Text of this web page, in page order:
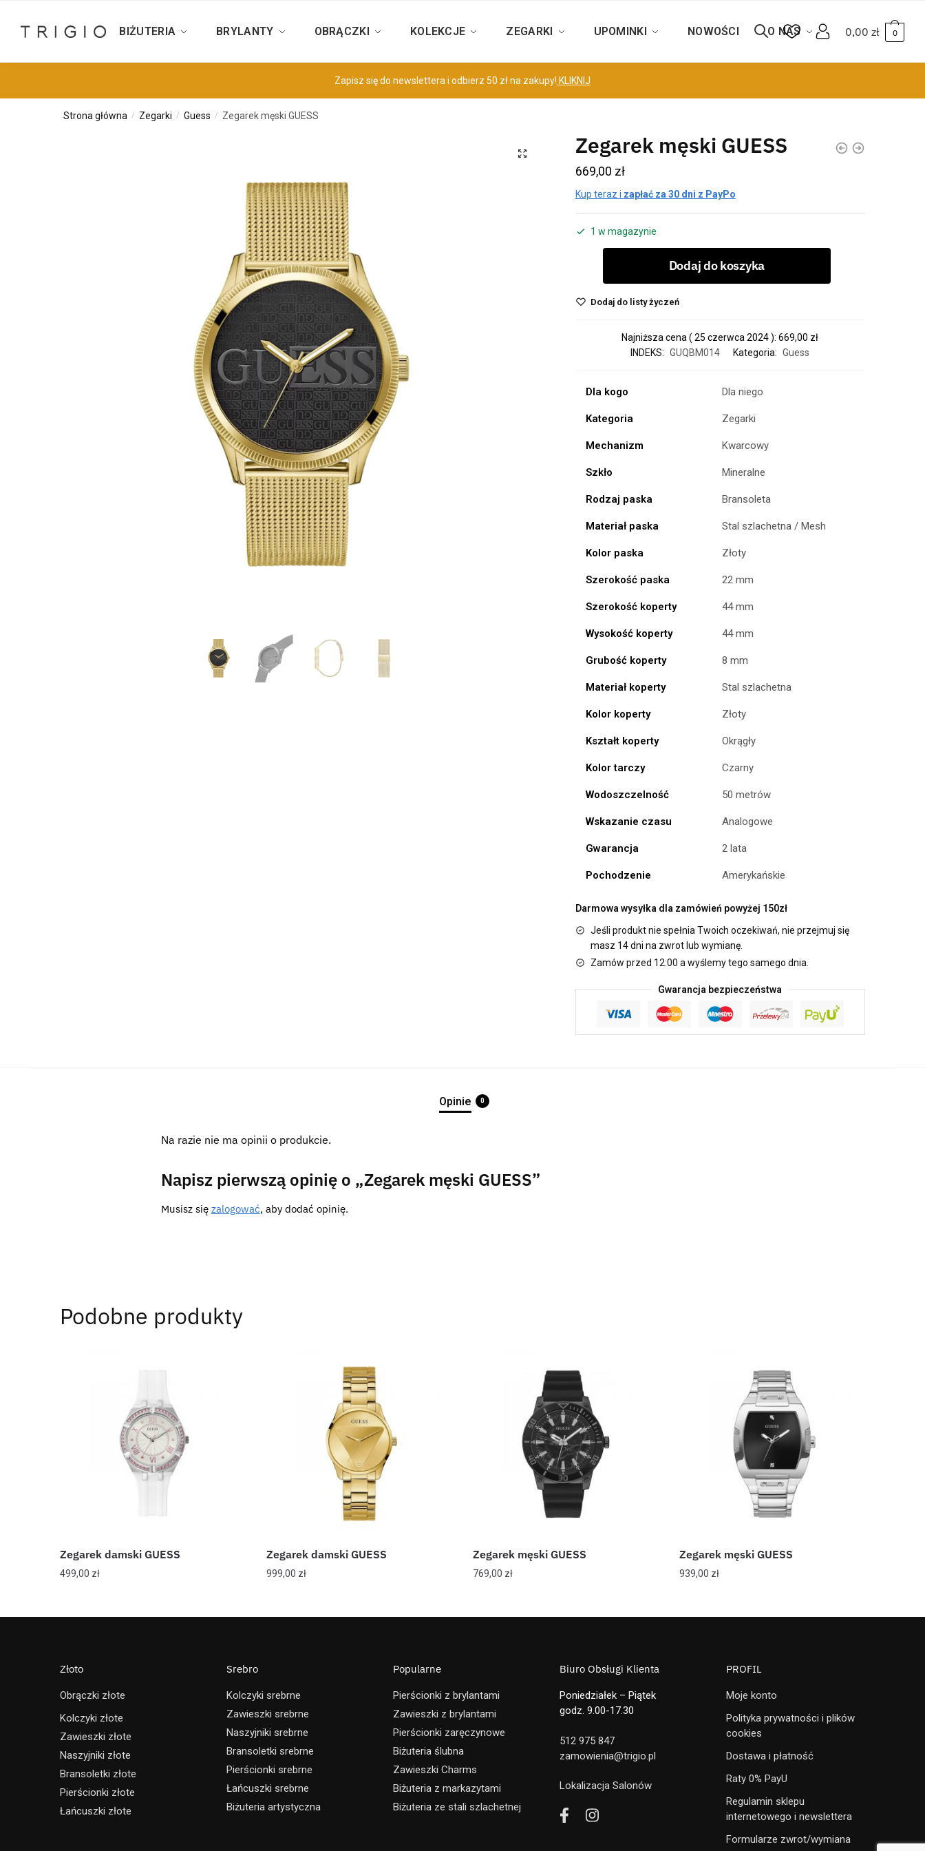
BIŻUTERIA BRYLANTY OBRĄCZKI KOLEKCJE ZEGARKI UPOMINKI NOWOŚCI O NAS 0,00 zł 0
Zapisz się do newslettera i odbierz 50 zł na zakupy! KLIKNIJ
Strona główna / Zegarki / Guess / Zegarek męski GUESS
Zegarek męski GUESS
669,00 zł
Kup teraz i zapłać za 30 dni z PayPo
1 w magazynie
Dodaj do koszyka
Dodaj do listy życzeń
Najniższa cena ( 25 czerwca 2024):669,00 zł
INDEKS: GUQBM014 Kategoria: Guess
Dla kogo Dla niego
Kategoria Zegarki
Mechanizm Kwarcowy
Szkło Mineralne
Rodzaj paska Bransoleta
Materiał paska Stal szlachetna / Mesh
Kolor paska Złoty
Szerokość paska 22 mm
Szerokość koperty 44 mm
Wysokość koperty 44 mm
Grubość koperty 8 mm
Materiał koperty Stal szlachetna
Kolor koperty Złoty
Kształt koperty Okrągły
Kolor tarczy Czarny
Wodoszczelność 50 metrów
Wskazanie czasu Analogowe
Gwarancja 2 lata
Pochodzenie Amerykańskie
Darmowa wysyłka dla zamówień powyżej 150zł
Jeśli produkt nie spełnia Twoich oczekiwań, nie przejmuj się
masz 14 dni na zwrot lub wymianę.
Zamów przed 12:00 a wyślemy tego samego dnia.
Gwarancja bezpieczeństwa
Opinie 0
Na razie nie ma opinii o produkcie.
Napisz pierwszą opinię o „Zegarek męski GUESS”
Musisz się zalogować, aby dodać opinię.
Podobne produkty
Zegarek damski GUESS
499,00 zł
Zegarek damski GUESS
999,00 zł
Zegarek męski GUESS
769,00 zł
Zegarek męski GUESS
939,00 zł
Złoto
Obrączki złote
Kolczyki złote
Zawieszki złote
Naszyjniki złote
Bransoletki złote
Pierścionki złote
Łańcuszki złote
Srebro
Kolczyki srebrne
Zawieszki srebrne
Naszyjniki srebrne
Bransoletki srebrne
Pierścionki srebrne
Łańcuszki srebrne
Biżuteria artystyczna
Popularne
Pierścionki z brylantami
Zawieszki z brylantami
Pierścionki zaręczynowe
Biżuteria ślubna
Zawieszki Charms
Biżuteria z markazytami
Biżuteria ze stali szlachetnej
Biuro Obsługi Klienta
Poniedziałek – Piątek
godz. 9.00-17.30
512 975 847
zamowienia@trigio.pl
Lokalizacja Salonów
PROFIL
Moje konto
Polityka prywatności i plików
cookies
Dostawa i płatność
Raty 0% PayU
Regulamin sklepu
internetowego i newslettera
Formularze zwrot/wymiana